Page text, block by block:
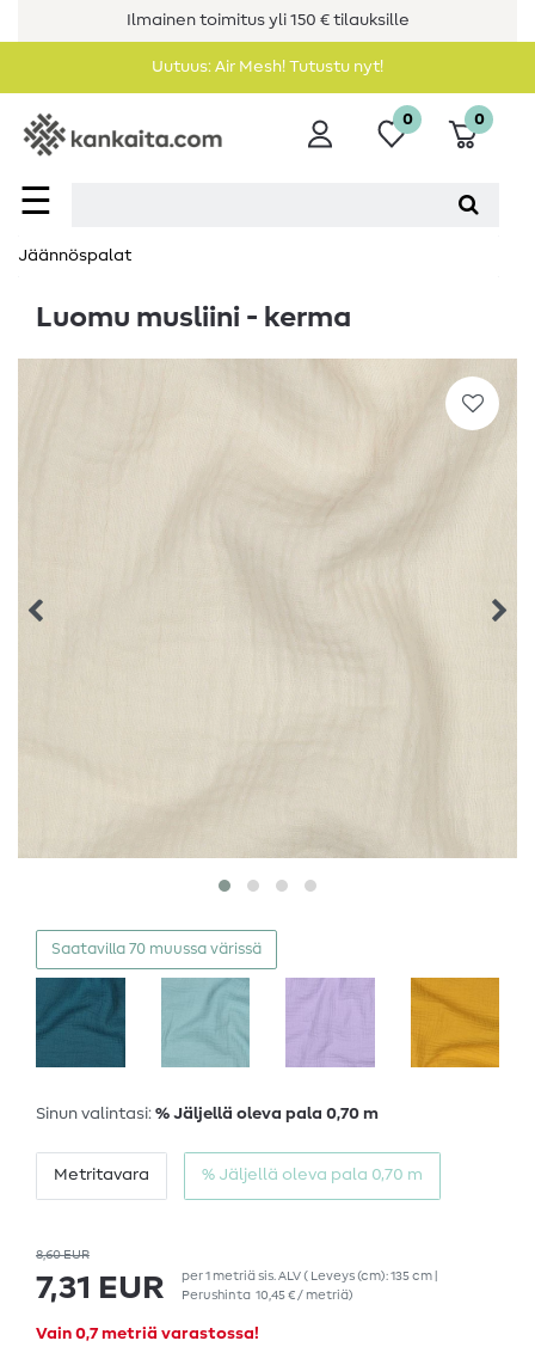
Ilmainen toimitus yli 150 € tilauksille
Uutuus: Air Mesh! Tutustu nyt!
☰
0 0
Jäännöspalat
Luomu musliini - kerma
Saatavilla 70 muussa värissä
Sinun valintasi: % Jäljellä oleva pala 0,70 m
Metritavara % Jäljellä oleva pala 0,70 m
8,60 EUR
7,31 EUR per1 metriäsis. ALV( Leveys (cm): 135 cm |
Perushinta 10,45 € / metriä)
Vain 0,7 metriä varastossa!